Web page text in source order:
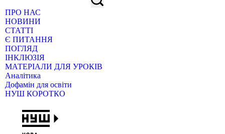
ПРО НАС
НОВИНИ
СТАТТІ
Є ПИТАННЯ
ПОГЛЯД
ІНКЛЮЗІЯ
МАТЕРІАЛИ ДЛЯ УРОКІВ
Аналітика
Дофамін для освіти
НУШ КОРОТКО